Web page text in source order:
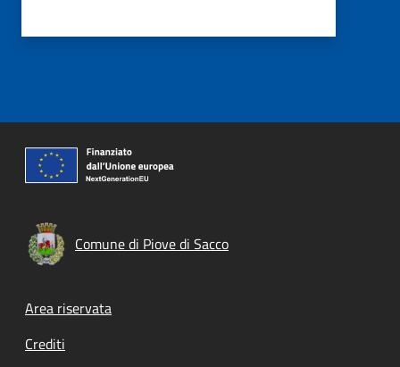
Comune di Piove di Sacco
Footer menu
Area riservata
Crediti